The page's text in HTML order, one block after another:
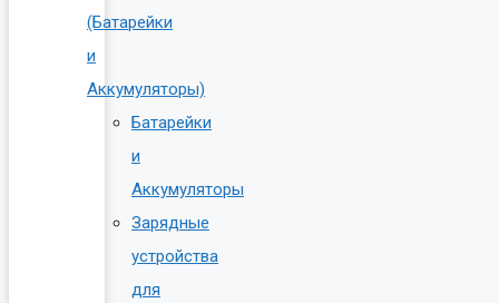
(Батарейки
и
Аккумуляторы)
Батарейки
и
Аккумуляторы
Зарядные
устройства
для